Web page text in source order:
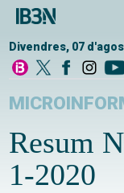
Divendres, 07
Resum
1-2020